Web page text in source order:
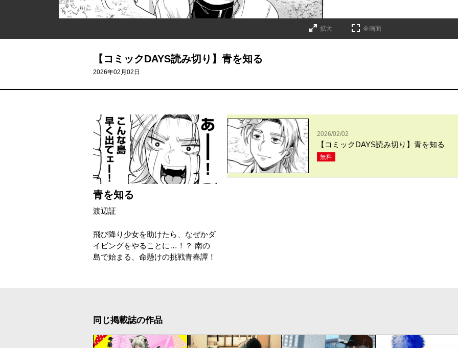
拡大 全画面
【コミックDAYS読み切り】青を知る
2026年02月02日
青を知る
渡辺証
飛び降り少女を助けたら、なぜかダ
イビングをやることに…！？ 南の
島で始まる、命懸けの挑戦青春譚！
2026/02/02
【コミックDAYS読み切り】青を知る
無料
同じ掲載誌の作品